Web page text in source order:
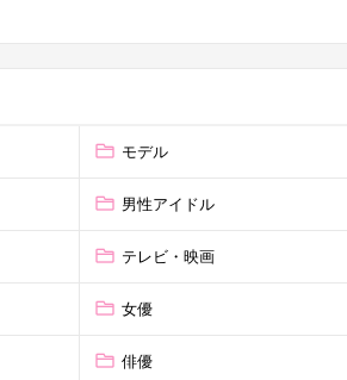
モデル
男性アイドル
テレビ・映画
女優
俳優